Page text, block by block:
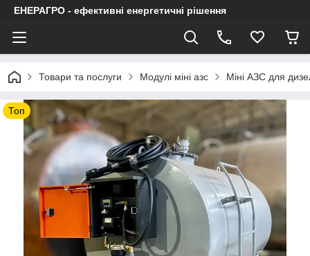
ЕНЕРАГРО - ефективні енергетичні рішення
Товари та послуги Модулі міні азс Міні АЗС для
Топ